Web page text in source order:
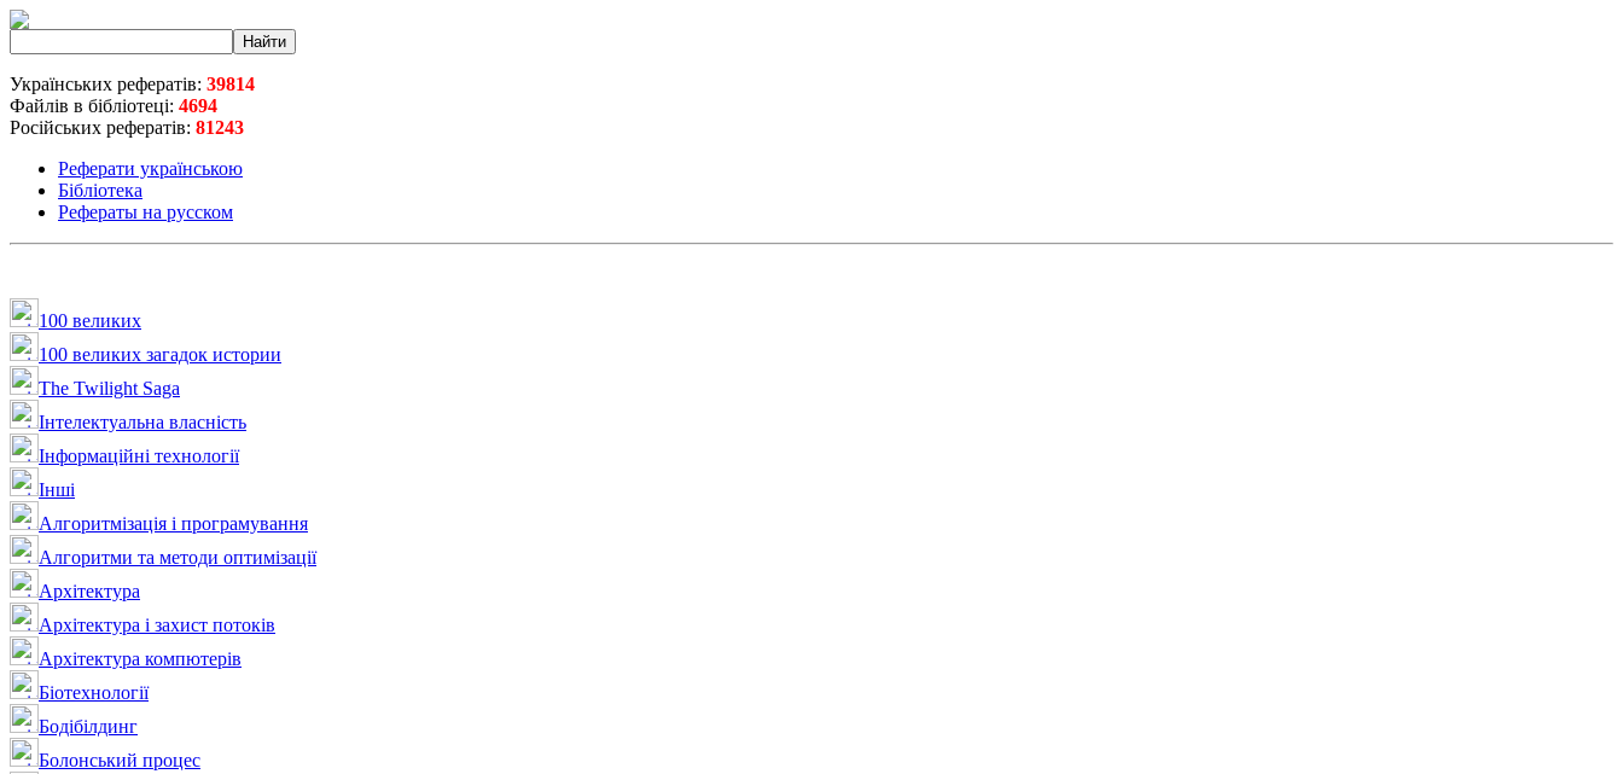
Українських рефератів: 39814
Файлів в бібліотеці: 4694
Російських рефератів: 81243
Реферати українською
Бібліотека
Рефераты на русском
100 великих
100 великих загадок истории
The Twilight Saga
Інтелектуальна влaсність
Інформаційні технології
Інші
Алгоритмізація і програмування
Алгоритми та методи оптимізації
Архітектура
Архітектура і захист потоків
Архітектура компютерів
Біотехнології
Бодібілдинг
Болонський процес